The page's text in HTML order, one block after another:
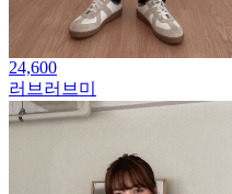
24,600
러브러브미